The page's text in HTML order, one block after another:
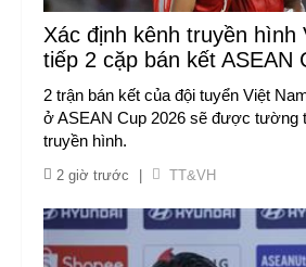
Xác định kênh truyền hình
tiếp 2 cặp bán kết ASEAN
2 trận bán kết của đội tuyển Việt
ở ASEAN Cup 2026 sẽ được tường
truyền hình.
2 giờ trước TT&VH